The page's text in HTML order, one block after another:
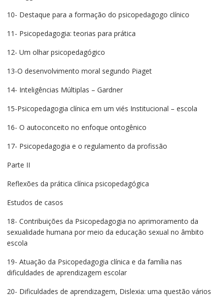
10- Destaque para a formação do psicopedagogo clínico
11- Psicopedagogia: teorias para prática
12- Um olhar psicopedagógico
13-O desenvolvimento moral segundo Piaget
14- Inteligências Múltiplas – Gardner
15-Psicopedagogia clínica em um viés Institucional – escola
16- O autoconceito no enfoque ontogênico
17- Psicopedagogia e o regulamento da profissão
Parte II
Reflexões da prática clínica psicopedagógica
Estudos de casos
18- Contribuições da Psicopedagogia no aprimoramento da
sexualidade humana por meio da educação sexual no âmbito
escola
19- Atuação da Psicopedagogia clínica e da família nas
dificuldades de aprendizagem escolar
20- Dificuldades de aprendizagem, Dislexia: uma questão vários